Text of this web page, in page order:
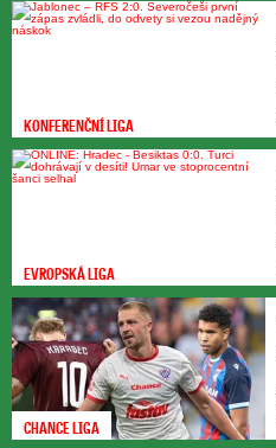
KONFERENČNÍ LIGA
EVROPSKÁ LIGA
CHANCE LIGA